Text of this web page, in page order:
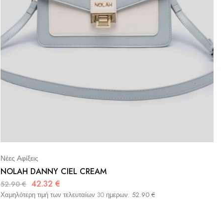
Νέες Αφίξεις
NOLAH DANNY CIEL CREAM
52.90€ 42.32 €
Χαμηλότερη τιμή των τελευταίων 30 ημερων: 52.90 €